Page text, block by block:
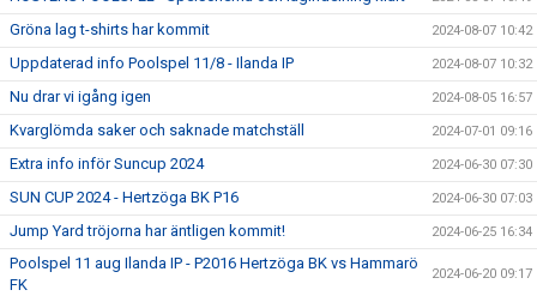
Gröna lag t-shirts har kommit 2024-08-07 10:42
Uppdaterad info Poolspel 11/8 - Ilanda IP 2024-08-07 10:32
Nu drar vi igång igen 2024-08-05 16:57
Kvarglömda saker och saknade matchställ 2024-07-01 09:16
Extra info inför Suncup 2024 2024-06-30 07:30
SUN CUP 2024 - Hertzöga BK P16 2024-06-30 07:03
Jump Yard tröjorna har äntligen kommit! 2024-06-25 16:34
Poolspel 11 aug Ilanda IP - P2016 Hertzöga BK vs Hammarö
FK
2024-06-20 09:17